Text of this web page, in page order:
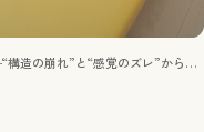
造の崩れ”と“感覚のズレ”から読